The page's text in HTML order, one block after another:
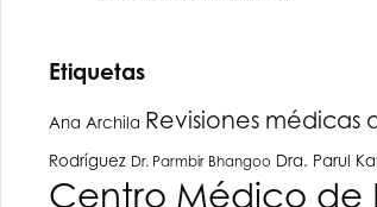
Etiquetas
Ana Archila Revisiones médicas
Rodríguez Dr. Parmbir Bhangoo Dra. Parul
Centro Médico de